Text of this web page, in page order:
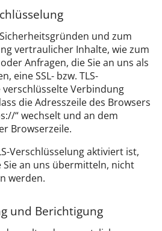
und zum
vertraulicher Inhalte, wie zum
Anfragen, die Sie an uns als
eine SSL- bzw. TLS-
verschlüsselte Verbindung
die Adresszeile des Browsers
“ wechselt und an dem
Browserzeile.
Verschlüsselung aktiviert ist,
Sie an uns übermitteln, nicht
werden.
und Berichtigung